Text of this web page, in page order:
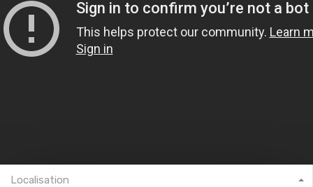
Localisation